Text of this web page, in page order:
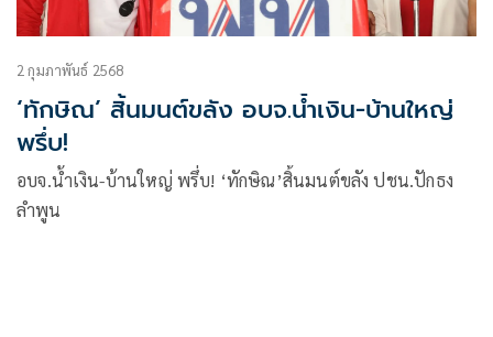
2 กุมภาพันธ์ 2568
‘ทักษิณ’ สิ้นมนต์ขลัง อบจ.น้ำเงิน-บ้านใหญ่
พรึ่บ!
อบจ.น้ำเงิน-บ้านใหญ่ พรึ่บ! ‘ทักษิณ’สิ้นมนต์ขลัง ปชน.ปักธง
ลำพูน